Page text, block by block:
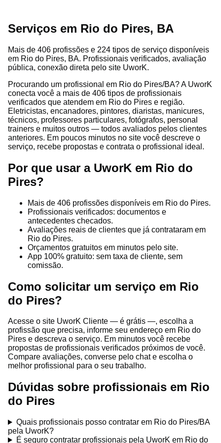
Serviços em Rio do Pires, BA
Mais de 406 profissões e 224 tipos de serviço disponíveis
em Rio do Pires, BA. Profissionais verificados, avaliação
pública, conexão direta pelo site UworK.
Procurando um profissional em Rio do Pires/BA? A UworK
conecta você a mais de 406 tipos de profissionais
verificados que atendem em Rio do Pires e região.
Eletricistas, encanadores, pintores, diaristas, manicures,
técnicos, professores particulares, fotógrafos, personal
trainers e muitos outros — todos avaliados pelos clientes
anteriores. Em poucos minutos no site você descreve o
serviço, recebe propostas e contrata o profissional ideal.
Por que usar a UworK em Rio do
Pires?
Mais de 406 profissões disponíveis em Rio do Pires.
Profissionais verificados: documentos e
antecedentes checados.
Avaliações reais de clientes que já contrataram em
Rio do Pires.
Orçamentos gratuitos em minutos pelo site.
App 100% gratuito: sem taxa de cliente, sem
comissão.
Como solicitar um serviço em Rio
do Pires?
Acesse o site UworK Cliente — é grátis —, escolha a
profissão que precisa, informe seu endereço em Rio do
Pires e descreva o serviço. Em minutos você recebe
propostas de profissionais verificados próximos de você.
Compare avaliações, converse pelo chat e escolha o
melhor profissional para o seu trabalho.
Dúvidas sobre profissionais em Rio
do Pires
Quais profissionais posso contratar em Rio do Pires/BA
pela UworK?
É seguro contratar profissionais pela UworK em Rio do